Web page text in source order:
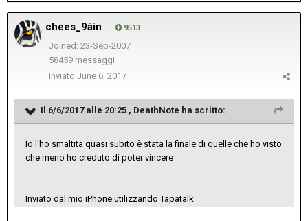
chees_9àin 9513
Joined: 23-Sep-2007
58459 messaggi
Inviato June 6, 2017
Il 6/6/2017 alle 20:25 , DeathNote ha scritto:
Io l'ho smaltita quasi subito è stata la finale di quelle che ho visto
che meno ho creduto di poter vincere
Inviato dal mio iPhone utilizzando Tapatalk